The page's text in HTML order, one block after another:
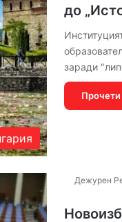
до
заради
Дежурен